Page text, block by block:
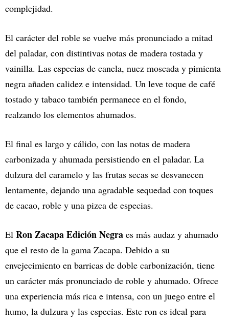
complejidad.
El carácter del roble se vuelve más pronunciado a mitad
del paladar, con distintivas notas de madera tostada y
vainilla. Las especias de canela, nuez moscada y pimienta
negra añaden calidez e intensidad. Un leve toque de café
tostado y tabaco también permanece en el fondo,
realzando los elementos ahumados.
El final es largo y cálido, con las notas de madera
carbonizada y ahumada persistiendo en el paladar. La
dulzura del caramelo y las frutas secas se desvanecen
lentamente, dejando una agradable sequedad con toques
de cacao, roble y una pizca de especias.
El Ron Zacapa Edición Negra es más audaz y ahumado
que el resto de la gama Zacapa. Debido a su
envejecimiento en barricas de doble carbonización, tiene
un carácter más pronunciado de roble y ahumado. Ofrece
una experiencia más rica e intensa, con un juego entre el
humo, la dulzura y las especias. Este ron es ideal para